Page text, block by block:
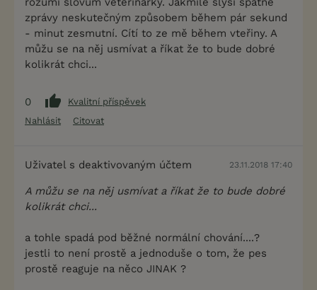
zprávy neskutečným způsobem během pár sekund
- minut zesmutní. Cítí to ze mě během vteřiny. A
můžu se na něj usmívat a říkat že to bude dobré
kolikrát chci...
0
Kvalitní příspěvek
Nahlásit
Citovat
Uživatel s deaktivovaným účtem 23.11.2018 17:40
A můžu se na něj usmívat a říkat že to bude dobré
kolikrát chci...
a tohle spadá pod běžné normální chování....?
jestli to není prostě a jednoduše o tom, že pes
prostě reaguje na něco JINAK ?